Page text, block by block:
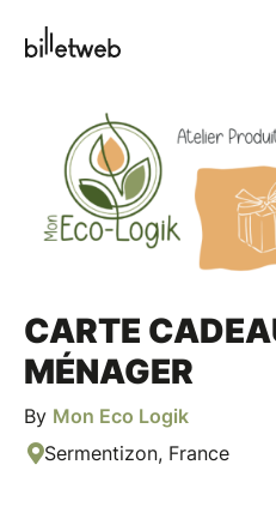
CARTE
MÉNAGER
By Mon Eco Logik
Sermentizon, France